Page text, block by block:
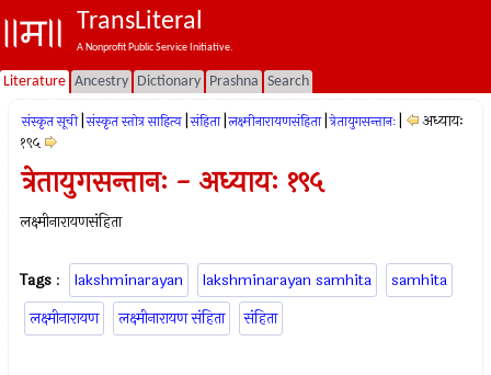
TransLiteral
A Nonprofit Public Service Initiative.
Literature Ancestry Dictionary Prashna Search
संस्कृत सूची संस्कृत स्तोत्र साहित्य संहिता लक्ष्मीनारायणसंहिता त्रेतायुगसन्तानः
अध्यायः
१९५
त्रेतायुगसन्तानः - अध्यायः १९५
लक्ष्मीनारायणसंहिता
Tags : lakshminarayan lakshminarayan samhita
samhita
लक्ष्मीनारायण
लक्ष्मीनारायण संहिता संहिता